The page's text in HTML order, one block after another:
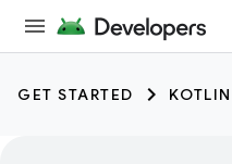
GET STARTED KOTLIN